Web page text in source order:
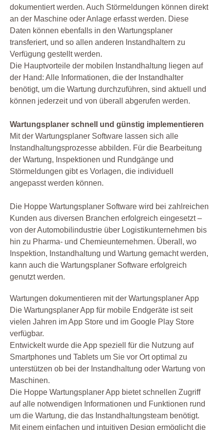
dokumentiert werden. Auch Störmeldungen können direkt
an der Maschine oder Anlage erfasst werden. Diese
Daten können ebenfalls in den Wartungsplaner
transferiert, und so allen anderen Instandhaltern zu
Verfügung gestellt werden.
Die Hauptvorteile der mobilen Instandhaltung liegen auf
der Hand: Alle Informationen, die der Instandhalter
benötigt, um die Wartung durchzuführen, sind aktuell und
können jederzeit und von überall abgerufen werden.
Wartungsplaner schnell und günstig implementieren
Mit der Wartungsplaner Software lassen sich alle
Instandhaltungsprozesse abbilden. Für die Bearbeitung
der Wartung, Inspektionen und Rundgänge und
Störmeldungen gibt es Vorlagen, die individuell
angepasst werden können.
Die Hoppe Wartungsplaner Software wird bei zahlreichen
Kunden aus diversen Branchen erfolgreich eingesetzt –
von der Automobilindustrie über Logistikunternehmen bis
hin zu Pharma- und Chemieunternehmen. Überall, wo
Inspektion, Instandhaltung und Wartung gemacht werden,
kann auch die Wartungsplaner Software erfolgreich
genutzt werden.
Wartungen dokumentieren mit der Wartungsplaner App
Die Wartungsplaner App für mobile Endgeräte ist seit
vielen Jahren im App Store und im Google Play Store
verfügbar.
Entwickelt wurde die App speziell für die Nutzung auf
Smartphones und Tablets um Sie vor Ort optimal zu
unterstützen ob bei der Instandhaltung oder Wartung von
Maschinen.
Die Hoppe Wartungsplaner App bietet schnellen Zugriff
auf alle notwendigen Informationen und Funktionen rund
um die Wartung, die das Instandhaltungsteam benötigt.
Mit einem einfachen und intuitiven Design ermöglicht die